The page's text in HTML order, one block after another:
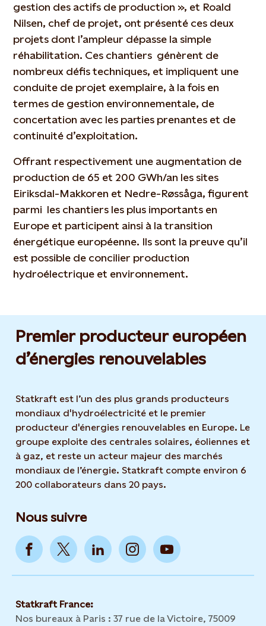
gestion des actifs de production », et Roald
Nilsen, chef de projet, ont présenté ces deux
projets dont l’ampleur dépasse la simple
réhabilitation. Ces chantiers génèrent de
nombreux défis techniques, et impliquent une
conduite de projet exemplaire, à la fois en
termes de gestion environnementale, de
concertation avec les parties prenantes et de
continuité d’exploitation.
Offrant respectivement une augmentation de
production de 65 et 200 GWh/an les sites
Eiriksdal-Makkoren et Nedre-Røssåga, figurent
parmi les chantiers les plus importants en
Europe et participent ainsi à la transition
énergétique européenne. Ils sont la preuve qu’il
est possible de concilier production
hydroélectrique et environnement.
Premier producteur européen
d’énergies renouvelables
Statkraft est l’un des plus grands producteurs
mondiaux d'hydroélectricité et le premier
producteur d'énergies renouvelables en Europe. Le
groupe exploite des centrales solaires, éoliennes et
à gaz, et reste un acteur majeur des marchés
mondiaux de l’énergie. Statkraft compte environ 6
200 collaborateurs dans 20 pays.
Nous suivre
Statkraft France:
Nos bureaux à Paris : 37 rue de la Victoire, 75009